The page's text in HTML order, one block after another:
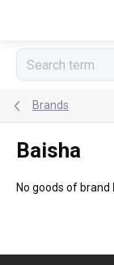
Brands
Baisha
No goods of brand